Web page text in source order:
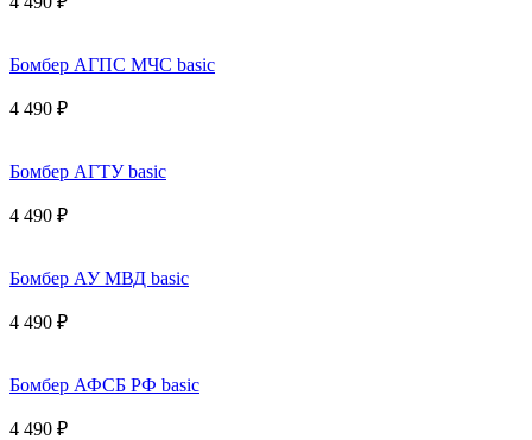
Бомбер АГПС МЧС basic
4 490 ₽
Бомбер АГТУ basic
4 490 ₽
Бомбер АУ МВД basic
4 490 ₽
Бомбер АФСБ РФ basic
4 490 ₽